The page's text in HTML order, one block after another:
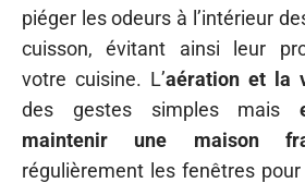
piéger les odeurs à l’intérieur
cuisson, évitant ainsi leur
votre cuisine. L’aération et la
des gestes simples mais
maintenir une maison
régulièrement les fenêtres pour